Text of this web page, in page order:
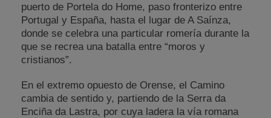
puerto de Portela do Home, paso fronterizo entre
Portugal y España, hasta el lugar de A Saínza,
donde se celebra una particular romería durante la
que se recrea una batalla entre “moros y
cristianos”.
En el extremo opuesto de Orense, el Camino
cambia de sentido y, partiendo de la Serra da
Enciña da Lastra, por cuya ladera la vía romana